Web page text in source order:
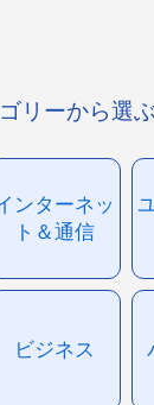
リーから選ぶ
ンターネッ
ト＆通信
ビジネス